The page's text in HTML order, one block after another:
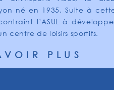
né en 1935. Suite à
l’ASUL à
centre de loisirs sportifs.
PLUS